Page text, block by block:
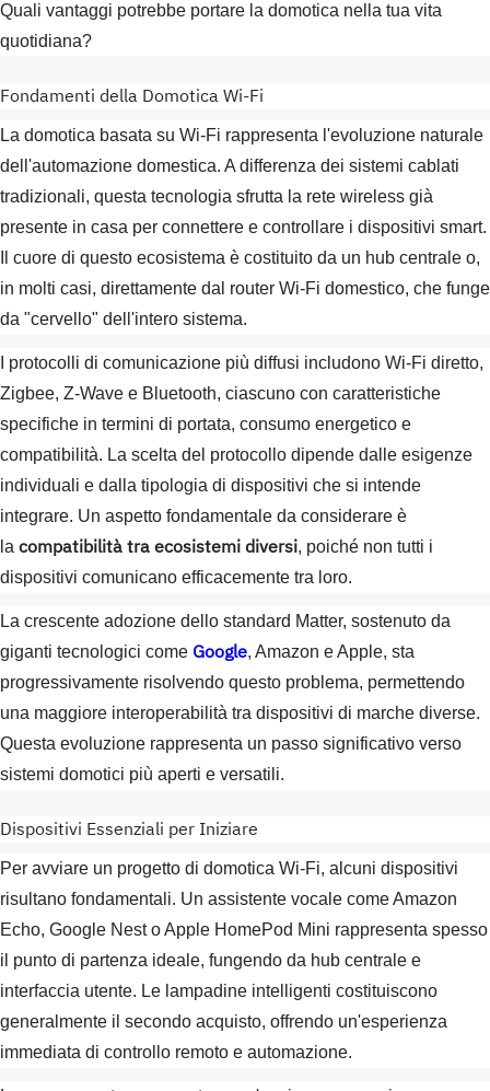
Quali vantaggi potrebbe portare la domotica nella tua vita
quotidiana?
Fondamenti della Domotica Wi-Fi
La domotica basata su Wi-Fi rappresenta l'evoluzione naturale
dell'automazione domestica. A differenza dei sistemi cablati
tradizionali, questa tecnologia sfrutta la rete wireless già
presente in casa per connettere e controllare i dispositivi smart.
Il cuore di questo ecosistema è costituito da un hub centrale o,
in molti casi, direttamente dal router Wi-Fi domestico, che funge
da "cervello" dell'intero sistema.
I protocolli di comunicazione più diffusi includono Wi-Fi diretto,
Zigbee, Z-Wave e Bluetooth, ciascuno con caratteristiche
specifiche in termini di portata, consumo energetico e
compatibilità. La scelta del protocollo dipende dalle esigenze
individuali e dalla tipologia di dispositivi che si intende
integrare. Un aspetto fondamentale da considerare è
la compatibilità tra ecosistemi diversi, poiché non tutti i
dispositivi comunicano efficacemente tra loro.
La crescente adozione dello standard Matter, sostenuto da
giganti tecnologici come Google, Amazon e Apple, sta
progressivamente risolvendo questo problema, permettendo
una maggiore interoperabilità tra dispositivi di marche diverse.
Questa evoluzione rappresenta un passo significativo verso
sistemi domotici più aperti e versatili.
Dispositivi Essenziali per Iniziare
Per avviare un progetto di domotica Wi-Fi, alcuni dispositivi
risultano fondamentali. Un assistente vocale come Amazon
Echo, Google Nest o Apple HomePod Mini rappresenta spesso
il punto di partenza ideale, fungendo da hub centrale e
interfaccia utente. Le lampadine intelligenti costituiscono
generalmente il secondo acquisto, offrendo un'esperienza
immediata di controllo remoto e automazione.